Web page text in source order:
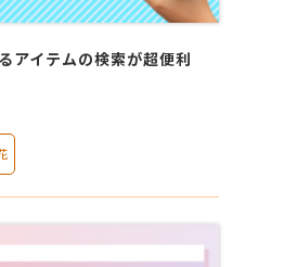
アイテムの検索が超便利